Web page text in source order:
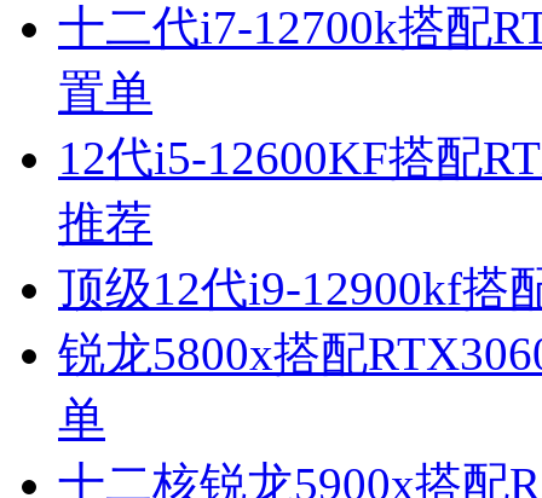
十二代i7-12700k搭配
置单
12代i5-12600KF搭配
推荐
顶级12代i9-12900kf搭
锐龙5800x搭配
单
十二核锐龙5900x搭配